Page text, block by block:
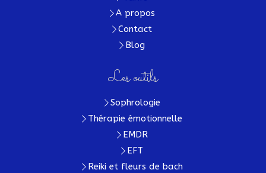
A propos
Contact
Blog
Les outils
Sophrologie
Thérapie émotionnelle
EMDR
EFT
Reiki et fleurs de bach